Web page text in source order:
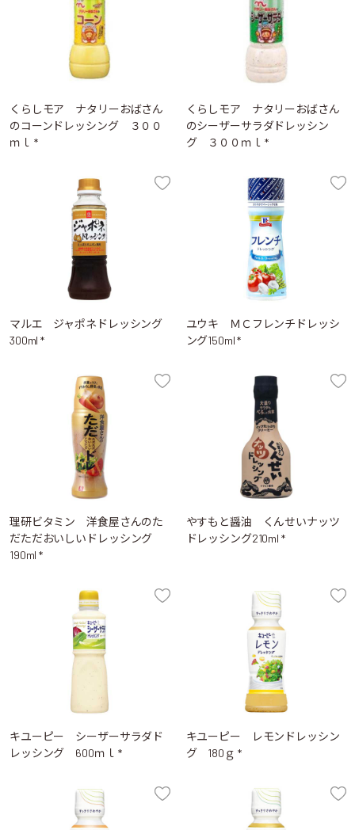
くらしモア ナタリーおばさん
のコーンドレッシング ３００
ｍｌ *
くらしモア ナタリーおばさん
のシーザーサラダドレッシン
グ ３００ｍｌ *
マルエ ジャポネドレッシング
300ml *
ユウキ ＭＣフレンチドレッシ
ング150ml *
理研ビタミン 洋食屋さんのた
だただおいしいドレッシング
190ml *
やすもと醤油 くんせいナッツ
ドレッシング210ml *
キユーピー シーザーサラダド
レッシング 600ｍｌ *
キユーピー レモンドレッシン
グ 180ｇ *